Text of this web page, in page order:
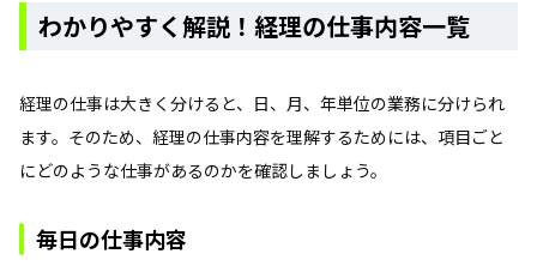
わかりやすく解説！経理の仕事内容一覧
経理の仕事は大きく分けると、日、月、年単位の業務に分けられ
ます。そのため、経理の仕事内容を理解するためには、項目ごと
にどのような仕事があるのかを確認しましょう。
毎日の仕事内容